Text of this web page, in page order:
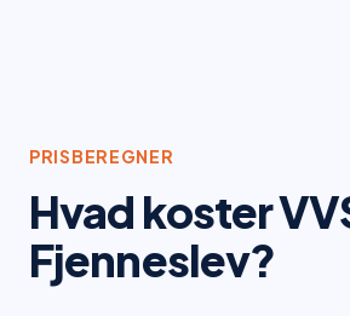
PRISBEREGNER
Hvad koster
Fjenneslev?